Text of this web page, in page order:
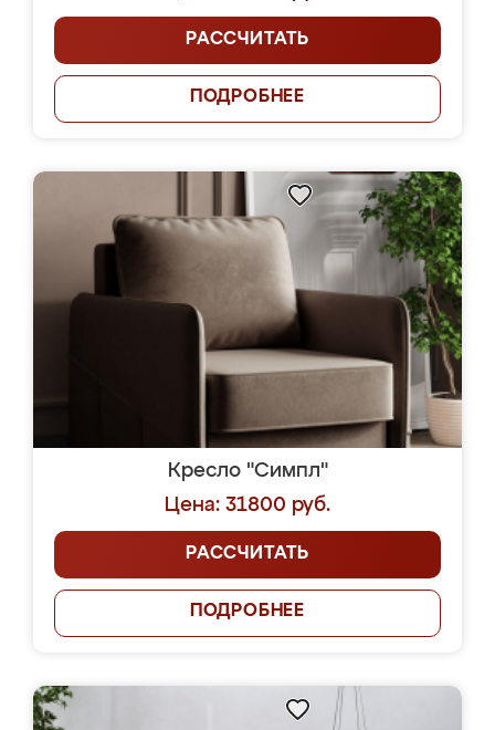
РАССЧИТАТЬ
ПОДРОБНЕЕ
Кресло "Симпл"
Цена: 31800 руб.
РАССЧИТАТЬ
ПОДРОБНЕЕ